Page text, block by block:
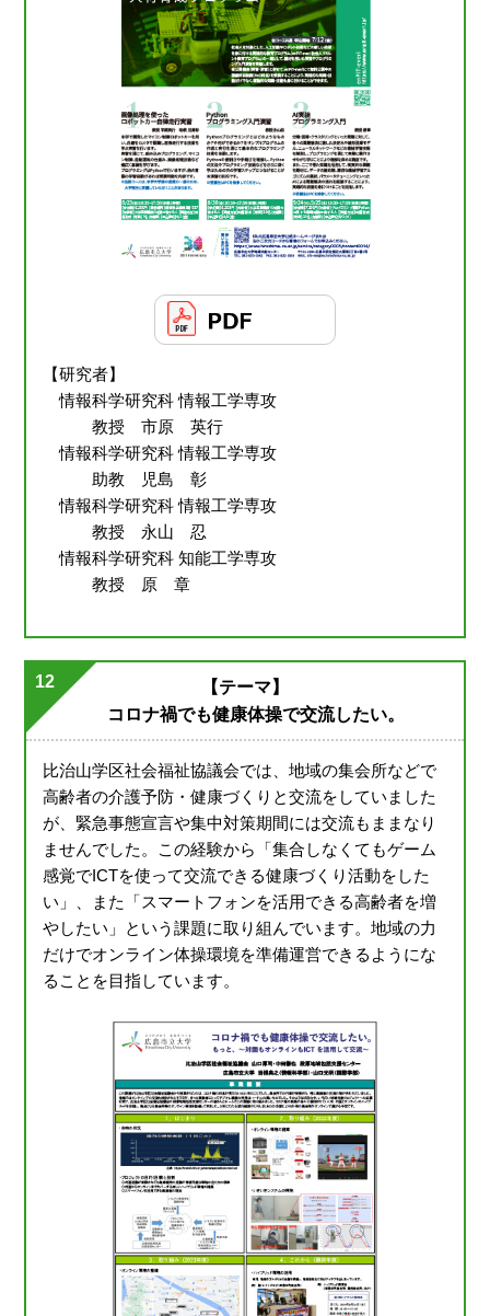
【研究者】
情報科学研究科 情報工学専攻
教授 市原 英行
情報科学研究科 情報工学専攻
助教 児島 彰
情報科学研究科 情報工学専攻
教授 永山 忍
情報科学研究科 知能工学専攻
教授 原 章
12
【テーマ】
コロナ禍でも健康体操で交流したい。
比治山学区社会福祉協議会では、地域の集会所などで
高齢者の介護予防・健康づくりと交流をしていました
が、緊急事態宣言や集中対策期間には交流もままなり
ませんでした。この経験から「集合しなくてもゲーム
感覚でICTを使って交流できる健康づくり活動をした
い」、また「スマートフォンを活用できる高齢者を増
やしたい」という課題に取り組んでいます。地域の力
だけでオンライン体操環境を準備運営できるようにな
ることを目指しています。